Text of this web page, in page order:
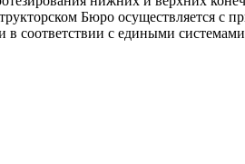
Бюро осуществляется с
в соответствии с едиными